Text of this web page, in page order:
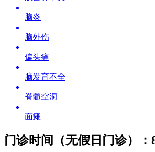
脑炎
脑外伤
偏头痛
脑发育不全
脊髓空洞
面瘫
门诊时间（无假日门诊）：